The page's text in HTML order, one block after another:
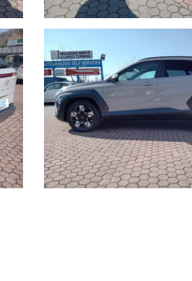
ancora di essere proposte alla
di multi-pubblicazione,
della vettura, pertanto,
per fugare eventuali dubbi circa
e cambi automatici,
custodia di pneumatici invernali/
tagliandi post-garanzia con